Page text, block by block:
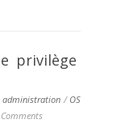
privilège
administration / OS